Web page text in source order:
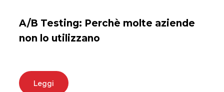
A/B Testing: Perchè molte aziende
non lo utilizzano
Leggi